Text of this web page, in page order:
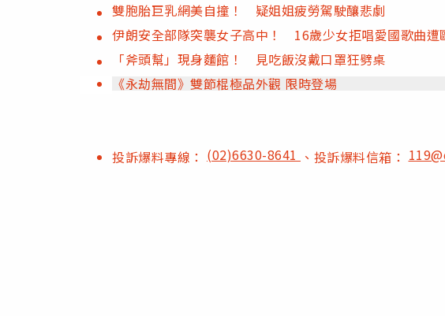
雙胞胎巨乳網美自撞！ 疑姐姐疲勞駕駛釀悲劇
伊朗安全部隊突襲女子高中！ 16歲少女拒唱愛國歌曲遭
「斧頭幫」現身麵館！ 見吃飯沒戴口罩狂劈桌
《永劫無間》雙節棍極品外觀 限時登場
投訴爆料專線： (02)6630-8641 、投訴爆料信箱：